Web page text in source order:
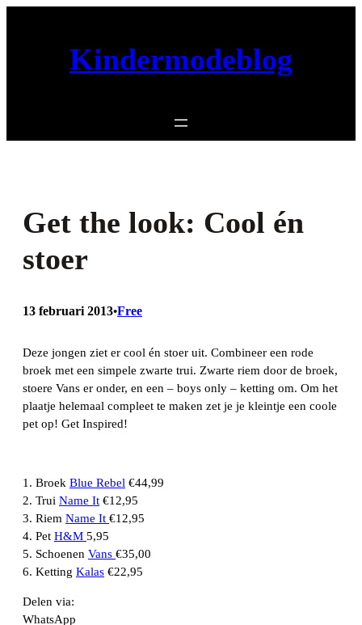
Kindermodeblog
Get the look: Cool én
stoer
13 februari 2013•Free
Deze jongen ziet er cool én stoer uit. Combineer een rode
broek met een simpele zwarte trui. Zwarte riem door de broek,
stoere Vans er onder, en een – boys only – ketting om. Om het
plaatje helemaal compleet te maken zet je je kleintje een coole
pet op! Get Inspired!
1. Broek Blue Rebel €44,99
2. Trui Name It €12,95
3. Riem Name It €12,95
4. Pet H&M 5,95
5. Schoenen Vans €35,00
6. Ketting Kalas €22,95
Delen via:
WhatsApp